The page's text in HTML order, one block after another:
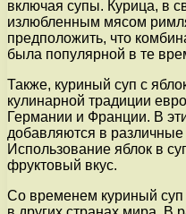
включая супы. Курица, в
излюбленным мясом
предположить, что
была популярной в те
Также, куриный суп с
кулинарной традиции
Германии и Франции. В
добавляются в
Использование яблок в
фруктовый вкус.
Со временем куриный